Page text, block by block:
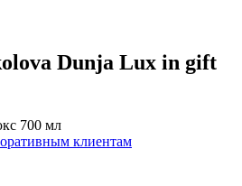
Dunja Lux in gift
700 мл
клиентам